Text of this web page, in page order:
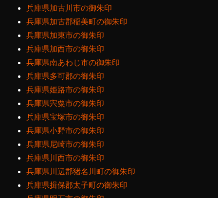
兵庫県加古川市の御朱印
兵庫県加古郡稲美町の御朱印
兵庫県加東市の御朱印
兵庫県加西市の御朱印
兵庫県南あわじ市の御朱印
兵庫県多可郡の御朱印
兵庫県姫路市の御朱印
兵庫県宍粟市の御朱印
兵庫県宝塚市の御朱印
兵庫県小野市の御朱印
兵庫県尼崎市の御朱印
兵庫県川西市の御朱印
兵庫県川辺郡猪名川町の御朱印
兵庫県揖保郡太子町の御朱印